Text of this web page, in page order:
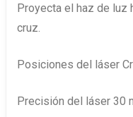
Proyecta el haz de luz
cruz.
Posiciones del láser
Precisión del láser 30